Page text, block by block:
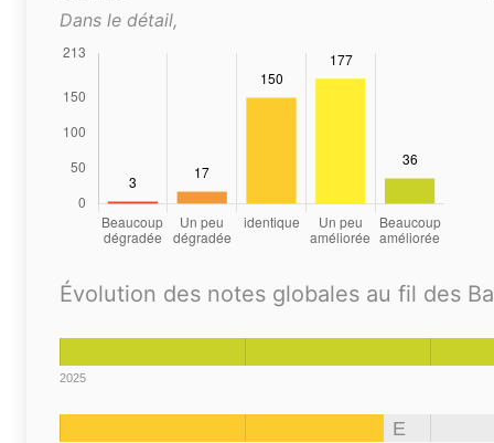
Dans le détail,
Évolution des notes globales au fil des
2025
E